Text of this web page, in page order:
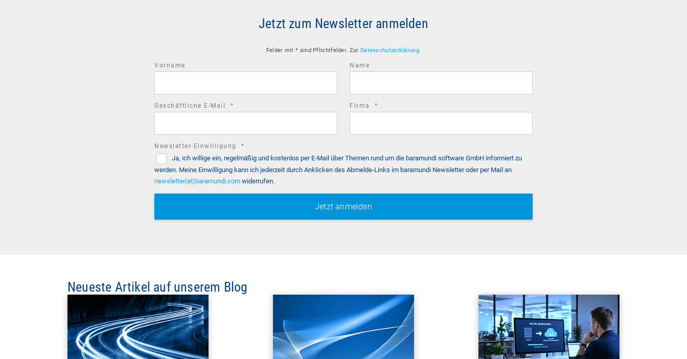
Jetzt zum Newsletter anmelden
Felder mit * sind Pflichtfelder. Zur Datenschutzerklärung.
Vorname Name
Geschäftliche E-Mail * Firma *
Newsletter-Einwilligung *
field
Ja, ich willige ein, regelmäßig und kostenlos per E-Mail über Themen rund um die baramundi software GmbH informiert zu
werden. Meine Einwilligung kann ich jederzeit durch Anklicken des Abmelde-Links im baramundi Newsletter oder per Mail an
newsletter(at)baramundi.com widerrufen.
Neueste Artikel auf unserem Blog